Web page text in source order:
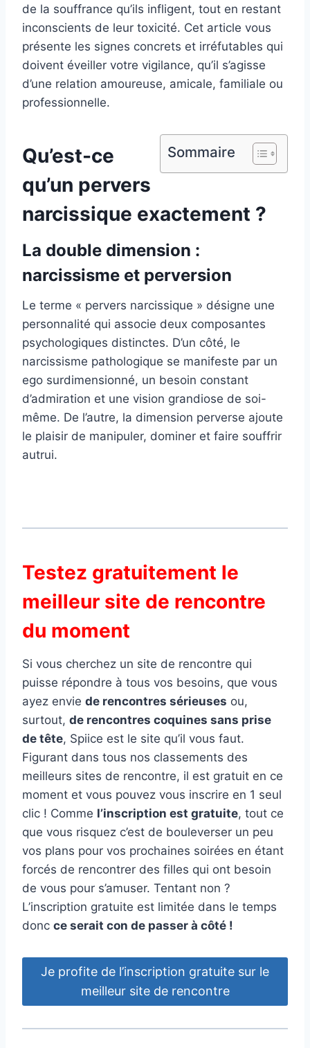
de la souffrance qu’ils infligent, tout en restant
inconscients de leur toxicité. Cet article vous
présente les signes concrets et irréfutables qui
doivent éveiller votre vigilance, qu’il s’agisse
d’une relation amoureuse, amicale, familiale ou
professionnelle.
Sommaire
Qu’est-ce
qu’un pervers
narcissique exactement ?
La double dimension :
narcissisme et perversion
Le terme « pervers narcissique » désigne une
personnalité qui associe deux composantes
psychologiques distinctes. D’un côté, le
narcissisme pathologique se manifeste par un
ego surdimensionné, un besoin constant
d’admiration et une vision grandiose de soi-
même. De l’autre, la dimension perverse ajoute
le plaisir de manipuler, dominer et faire souffrir
autrui.
Testez gratuitement le
meilleur site de rencontre
du moment
Si vous cherchez un site de rencontre qui
puisse répondre à tous vos besoins, que vous
ayez envie de rencontres sérieuses ou,
surtout, de rencontres coquines sans prise
de tête, Spiice est le site qu’il vous faut.
Figurant dans tous nos classements des
meilleurs sites de rencontre, il est gratuit en ce
moment et vous pouvez vous inscrire en 1 seul
clic ! Comme l’inscription est gratuite, tout ce
que vous risquez c’est de bouleverser un peu
vos plans pour vos prochaines soirées en étant
forcés de rencontrer des filles qui ont besoin
de vous pour s’amuser. Tentant non ?
L’inscription gratuite est limitée dans le temps
donc ce serait con de passer à côté !
Je profite de l’inscription gratuite sur le
meilleur site de rencontre